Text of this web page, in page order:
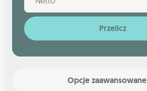
Przelicz
Opcje zaawansowane